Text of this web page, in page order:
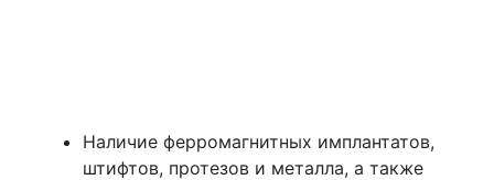
Наличие ферромагнитных имплантатов,
штифтов, протезов и металла, а также